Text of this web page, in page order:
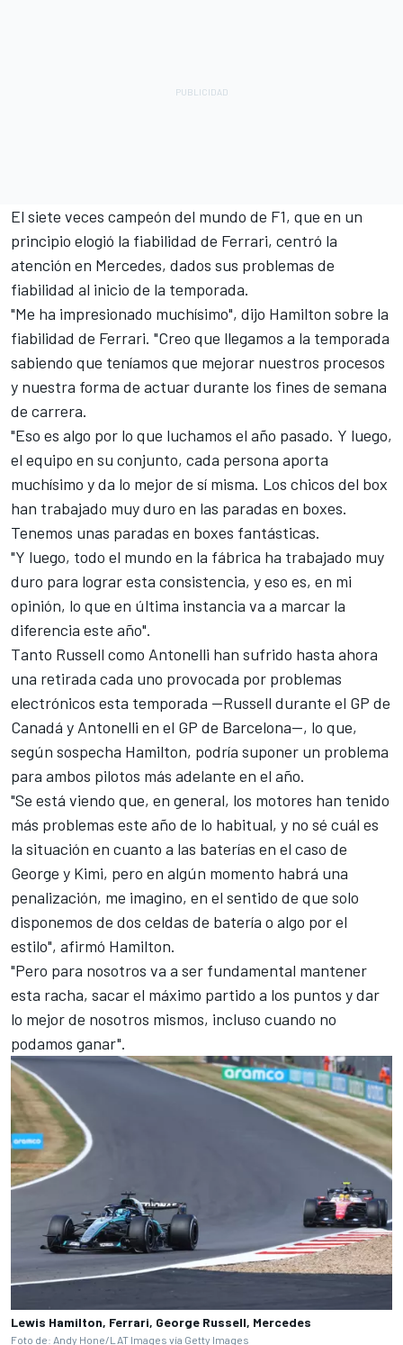
El siete veces campeón del mundo de F1, que en un
principio elogió la fiabilidad de Ferrari, centró la
atención en Mercedes, dados sus problemas de
fiabilidad al inicio de la temporada.
"Me ha impresionado muchísimo", dijo Hamilton sobre la
fiabilidad de Ferrari. "Creo que llegamos a la temporada
sabiendo que teníamos que mejorar nuestros procesos
y nuestra forma de actuar durante los fines de semana
de carrera.
"Eso es algo por lo que luchamos el año pasado. Y luego,
el equipo en su conjunto, cada persona aporta
muchísimo y da lo mejor de sí misma. Los chicos del box
han trabajado muy duro en las paradas en boxes.
Tenemos unas paradas en boxes fantásticas.
"Y luego, todo el mundo en la fábrica ha trabajado muy
duro para lograr esta consistencia, y eso es, en mi
opinión, lo que en última instancia va a marcar la
diferencia este año".
Tanto Russell como Antonelli han sufrido hasta ahora
una retirada cada uno provocada por problemas
electrónicos esta temporada —Russell durante el GP de
Canadá y Antonelli en el GP de Barcelona—, lo que,
según sospecha Hamilton, podría suponer un problema
para ambos pilotos más adelante en el año.
"Se está viendo que, en general, los motores han tenido
más problemas este año de lo habitual, y no sé cuál es
la situación en cuanto a las baterías en el caso de
George y Kimi, pero en algún momento habrá una
penalización, me imagino, en el sentido de que solo
disponemos de dos celdas de batería o algo por el
estilo", afirmó Hamilton.
"Pero para nosotros va a ser fundamental mantener
esta racha, sacar el máximo partido a los puntos y dar
lo mejor de nosotros mismos, incluso cuando no
podamos ganar".
Lewis Hamilton, Ferrari, George Russell, Mercedes
Foto de: Andy Hone/LAT Images vía Getty Images